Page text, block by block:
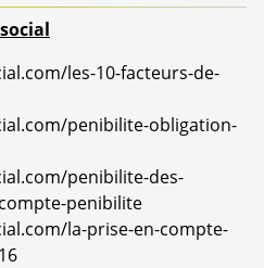
les-10-facteurs-de-
penibilite-obligation-
penibilite-des-
penibilite
la-prise-en-compte-